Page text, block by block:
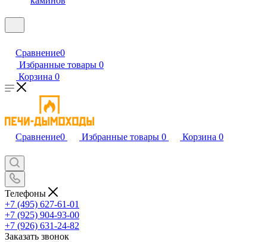
Сравнение0
Избранные товары 0
Корзина 0
Сравнение0 Избранные товары 0 Корзина 0
Телефоны
+7 (495) 627-61-01
+7 (925) 904-93-00
+7 (926) 631-24-82
Заказать звонок